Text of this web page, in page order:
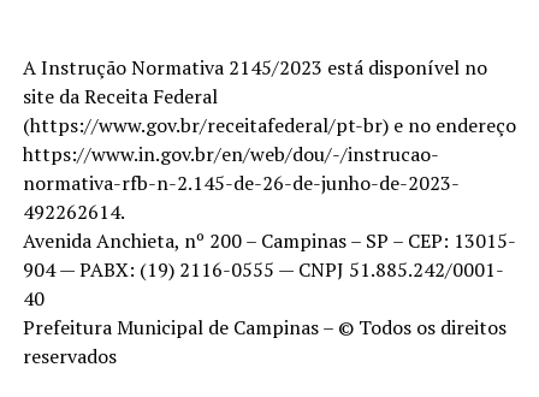
A Instrução Normativa 2145/2023 está disponível no
site da Receita Federal
(https://www.gov.br/receitafederal/pt-br) e no endereço
https://www.in.gov.br/en/web/dou/-/instrucao-
normativa-rfb-n-2.145-de-26-de-junho-de-2023-
492262614.
Avenida Anchieta, nº 200 – Campinas – SP – CEP: 13015-
904 — PABX: (19) 2116-0555 — CNPJ 51.885.242/0001-
40
Prefeitura Municipal de Campinas – © Todos os direitos
reservados